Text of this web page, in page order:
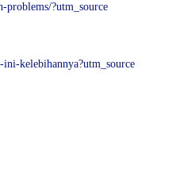
problems/?utm_source
kelebihannya?utm_source